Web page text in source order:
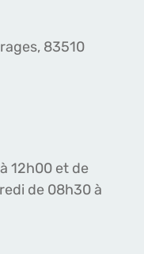
83510
12h00 et de
de 08h30 à